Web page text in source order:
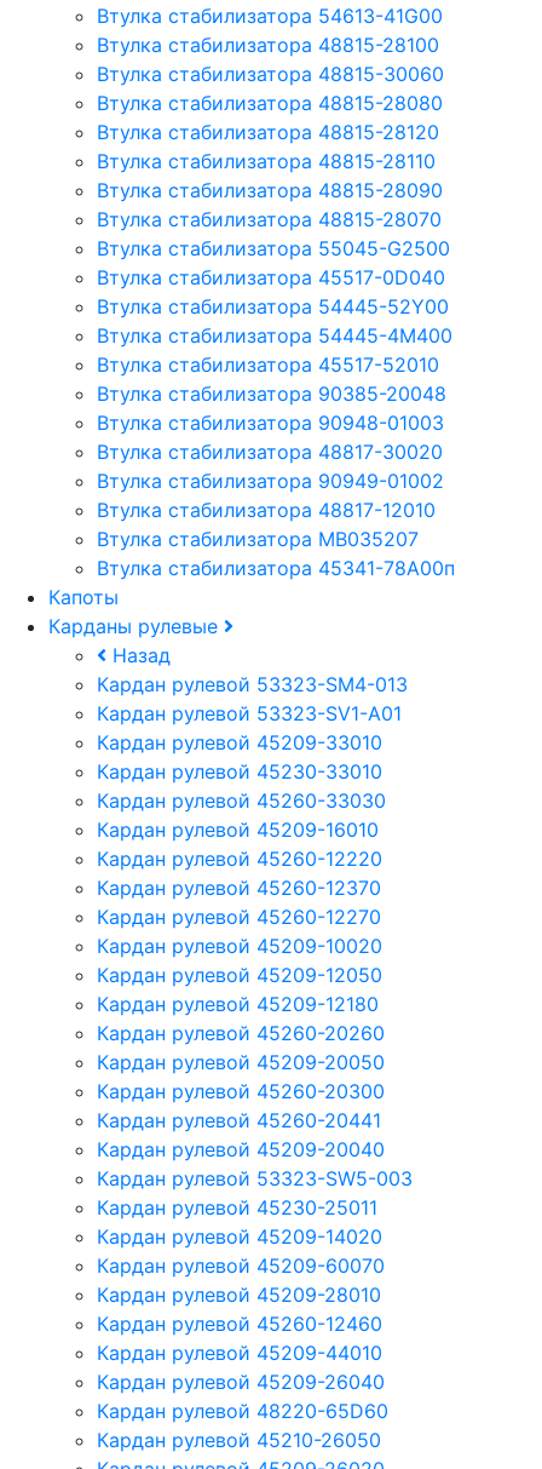
Втулка стабилизатора 54613-41G00
Втулка стабилизатора 48815-28100
Втулка стабилизатора 48815-30060
Втулка стабилизатора 48815-28080
Втулка стабилизатора 48815-28120
Втулка стабилизатора 48815-28110
Втулка стабилизатора 48815-28090
Втулка стабилизатора 48815-28070
Втулка стабилизатора 55045-G2500
Втулка стабилизатора 45517-0D040
Втулка стабилизатора 54445-52Y00
Втулка стабилизатора 54445-4M400
Втулка стабилизатора 45517-52010
Втулка стабилизатора 90385-20048
Втулка стабилизатора 90948-01003
Втулка стабилизатора 48817-30020
Втулка стабилизатора 90949-01002
Втулка стабилизатора 48817-12010
Втулка стабилизатора MB035207
Втулка стабилизатора 45341-78A00п
Капоты
Карданы рулевые
Назад
Кардан рулевой 53323-SM4-013
Кардан рулевой 53323-SV1-A01
Кардан рулевой 45209-33010
Кардан рулевой 45230-33010
Кардан рулевой 45260-33030
Кардан рулевой 45209-16010
Кардан рулевой 45260-12220
Кардан рулевой 45260-12370
Кардан рулевой 45260-12270
Кардан рулевой 45209-10020
Кардан рулевой 45209-12050
Кардан рулевой 45209-12180
Кардан рулевой 45260-20260
Кардан рулевой 45209-20050
Кардан рулевой 45260-20300
Кардан рулевой 45260-20441
Кардан рулевой 45209-20040
Кардан рулевой 53323-SW5-003
Кардан рулевой 45230-25011
Кардан рулевой 45209-14020
Кардан рулевой 45209-60070
Кардан рулевой 45209-28010
Кардан рулевой 45260-12460
Кардан рулевой 45209-44010
Кардан рулевой 45209-26040
Кардан рулевой 48220-65D60
Кардан рулевой 45210-26050